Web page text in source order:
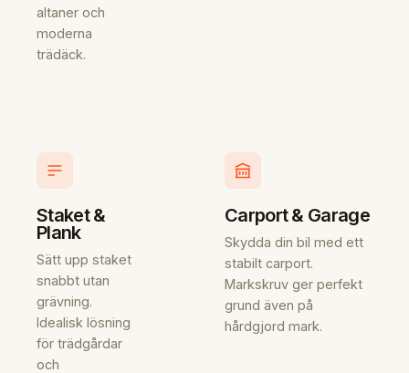
altaner och
moderna
trädäck.
Staket &
Plank
Sätt upp staket
snabbt utan
grävning.
Idealisk lösning
för trädgårdar
och
Carport & Garage
Skydda din bil med ett
stabilt carport.
Markskruv ger perfekt
grund även på
hårdgjord mark.